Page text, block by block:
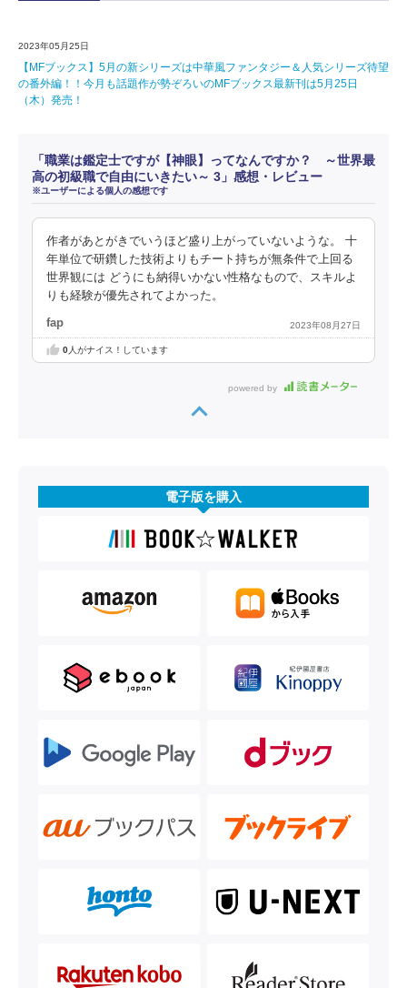
2023年05月25日
【MFブックス】5月の新シリーズは中華風ファンタジー＆人気シリーズ待望
の番外編！！今月も話題作が勢ぞろいのMFブックス最新刊は5月25日
（木）発売！
「職業は鑑定士ですが【神眼】ってなんですか？ ～世界最
高の初級職で自由にいきたい～ 3」感想・レビュー
※ユーザーによる個人の感想です
作者があとがきでいうほど盛り上がっていないような。 十
年単位で研鑽した技術よりもチート持ちが無条件で上回る
世界観には どうにも納得いかない性格なもので、スキルよ
りも経験が優先されてよかった。
fap 2023年08月27日
0人がナイス！しています
powered by
電子版を購入